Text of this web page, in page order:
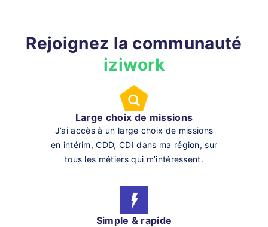
Rejoignez la communauté
iziwork
Large choix de missions
J’ai accès à un large choix de missions
en intérim, CDD, CDI dans ma région, sur
tous les métiers qui m’intéressent.
Simple & rapide